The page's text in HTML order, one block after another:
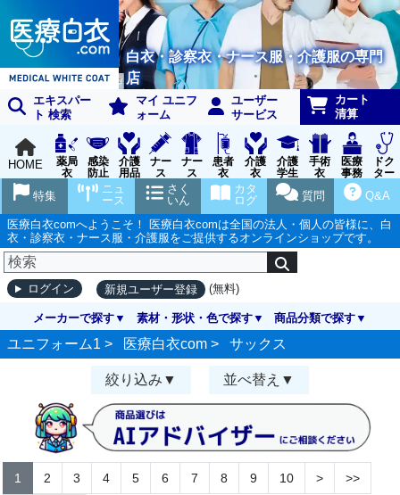
白衣・診察衣・ナース服・介護服の専門
店
エキスパー
ト 検索
マイ ユニフ
ォーム
ユーザー
サービス
カート
清算
HOME
薬局
衣
感染
防止
用品
介護
用品
ナー
ス
グッ
ズ
ナー
ス
ウェ
ア
患者
衣
介護
衣
介護
学生
実習
衣
手術
衣
医療
事務
受付
ドク
ター
ア
Q&A
質問
カタ
ログ
さく
いん
ニュ
ース
特集
医療白衣comへようこそ！ 医療白衣comは全国の法人・個人の皆様に、白
衣・診察衣・ナース服・介護服をご提供するオンラインショップです。
ログイン 新規ユーザー登録 (無料)
メーカーで探す 素材・形状・色で探す 商品分類で探す
ユニフォーム1 > 医療白衣com > サックス
絞り込み 並べ替え
1 2 3 4 5 6 7 8 9 10 > >>